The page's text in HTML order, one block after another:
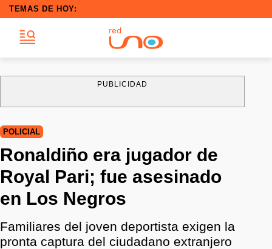
TEMAS DE HOY:
PUBLICIDAD
POLICIAL
Ronaldiño era jugador de
Royal Pari; fue asesinado
en Los Negros
Familiares del joven deportista exigen la
pronta captura del ciudadano extranjero